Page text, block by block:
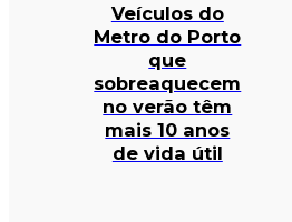
Veículos do
Metro do Porto
que
sobreaquecem
no verão têm
mais 10 anos
de vida útil